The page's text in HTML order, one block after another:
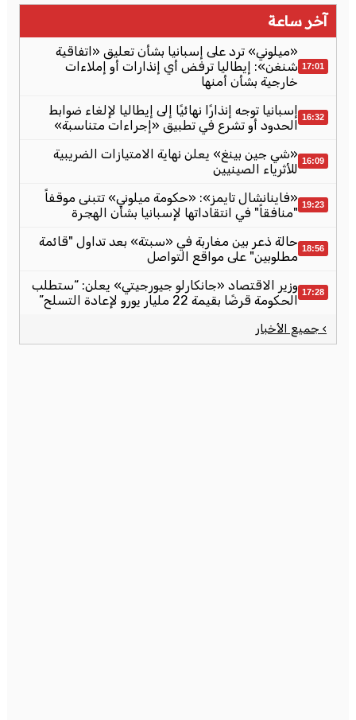
آخر ساعة
17:01
«ميلوني» ترد على إسبانيا بشأن تعليق «اتفاقية
شنغن»: إيطاليا ترفض أي إنذارات أو إملاءات
خارجية بشأن أمنها
16:32 إسبانيا توجه إنذارًا نهائيًا إلى إيطاليا لإلغاء ضوابط
الحدود أو تشرع في تطبيق «إجراءات متناسبة»
16:09 «شي جين بينغ» يعلن نهاية الامتيازات الضريبية
للأثرياء الصينيين
19:23 «فاينانشال تايمز»: «حكومة ميلوني» تتبنى موقفاً
"منافقاً" في انتقاداتها لإسبانيا بشأن الهجرة
18:56 حالة ذعر بين مغاربة في «سبتة» بعد تداول "قائمة
مطلوبين" على مواقع التواصل
17:28 وزير الاقتصاد «جانكارلو جيورجيتي» يعلن: “ستطلب
الحكومة قرضًا بقيمة 22 مليار يورو لإعادة التسلح”
› جميع الأخبار